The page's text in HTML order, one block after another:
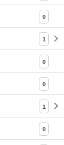
0
1
0
0
1
0